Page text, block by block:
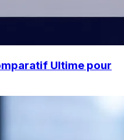
Ultime pour